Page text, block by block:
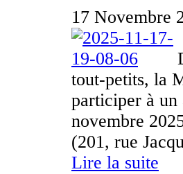
17 Novembre
tout-petits, la
participer à
novembre
(201, rue
Lire la suite